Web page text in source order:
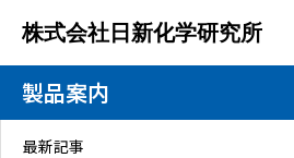
株式会社日新化学研究所
製品案内
最新記事